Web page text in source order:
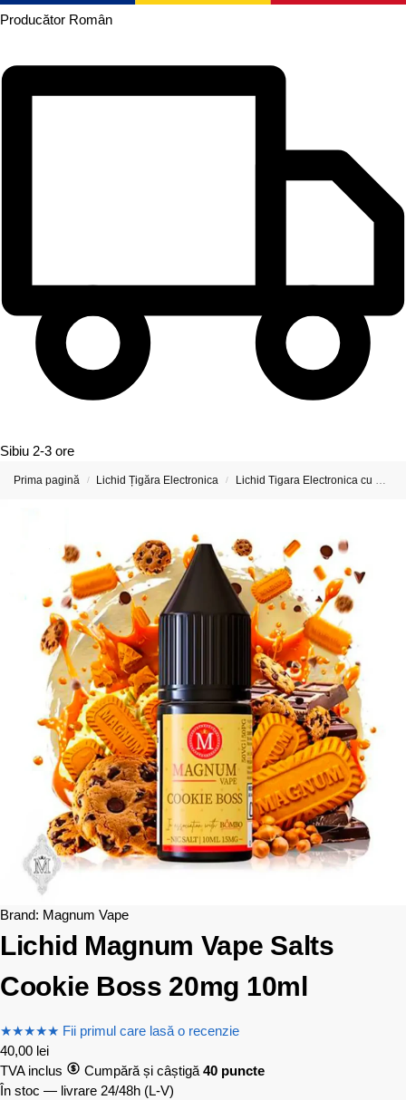
Producător Român
Sibiu 2-3 ore
Prima pagină / Lichid Țigăra Electronica / Lichid Tigara Electronica cu Nicotina
Brand: Magnum Vape
Lichid Magnum Vape Salts
Cookie Boss 20mg 10ml
★★★★★ Fii primul care lasă o recenzie
40,00 lei
TVA inclus
Cumpără și câștigă 40 puncte
În stoc — livrare 24/48h (L-V)